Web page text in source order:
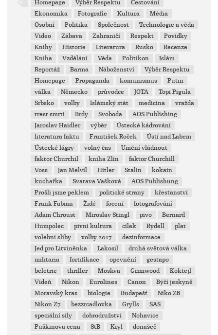
Homepage Výběr Respektu
Cestování
Ekonomika
Fotografie Kultura
Média
Osobní
Politika Společnost
Technologie a věda
Video
Zábava Zahraničí Respekt
Povídky
Knihy
Historie Literatura Rusko
Recenze
Kniha
Vzdělání Věda Politikon
Islám
Reportáž
Barma Náboženství
Výběr Respektu
Homepage
Propaganda komunismus
Putin
válka
Německo průvodce JOTA
Topi Pigula
Srbsko
volby Islámský stát medicína
vražda
trest smrti
Brdy Svoboda
AOS Publishing
Jaroslav Haidler
výběr
Ústecké kádrování
literatura faktu
František Roček
Ústí nad Labem
Ústecké lágry
volný čas
Umění vládnout
faktor Churchil
kniha Zlín
faktor Churchill
Voss
Jan Melvil Hitler Stalin
kokain
kuchařka
Svatava Vašková
AOS Publishung
Prošli jsme peklem
politické strany
křesťanství
Frank Fabian
Židé focení
fotografování
Adam Chroust
Miroslav Stingl pivo
Bernard
Humpolec
pivní kultura cílek Rydell
plat
volební sliby
volby 2017
dezinformace
Jed pro Litviněnka
Lakosil
druhá světová válka
militaria
fortifikace opevnění
gestapo
beletrie
thriller Moskva Grimwood
Koktejl
Vídeň
Nikon Eurolines Canon
Býčí jeskyně
Moravský kras
biologie Budapešť
Niko Z6
Nikon Z7
bezzrcadlovka Grylls
SAS
speciální síly
dobrodružství
Nohavice
Puškinova cena
StB Kryl
donašeč